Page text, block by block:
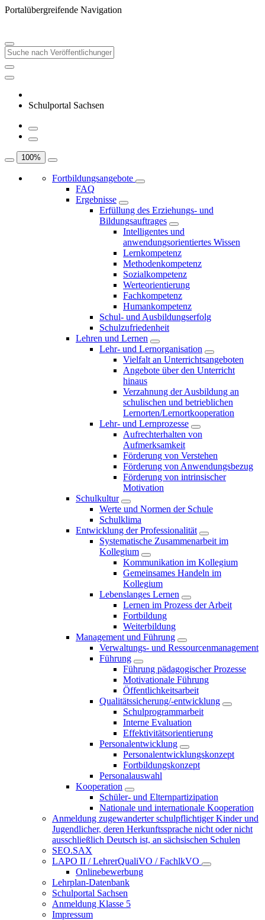
Portalübergreifende Navigation
Schulportal Sachsen
100%
Fortbildungsangebote
FAQ
Ergebnisse
Erfüllung des Erziehungs- und
Bildungsauftrages
Intelligentes und
anwendungsorientiertes Wissen
Lernkompetenz
Methodenkompetenz
Sozialkompetenz
Werteorientierung
Fachkompetenz
Humankompetenz
Schul- und Ausbildungserfolg
Schulzufriedenheit
Lehren und Lernen
Lehr- und Lernorganisation
Vielfalt an Unterrichtsangeboten
Angebote über den Unterricht
hinaus
Verzahnung der Ausbildung an
schulischen und betrieblichen
Lernorten/Lernortkooperation
Lehr- und Lernprozesse
Aufrechterhalten von
Aufmerksamkeit
Förderung von Verstehen
Förderung von Anwendungsbezug
Förderung von intrinsischer
Motivation
Schulkultur
Werte und Normen der Schule
Schulklima
Entwicklung der Professionalität
Systematische Zusammenarbeit im
Kollegium
Kommunikation im Kollegium
Gemeinsames Handeln im
Kollegium
Lebenslanges Lernen
Lernen im Prozess der Arbeit
Fortbildung
Weiterbildung
Management und Führung
Verwaltungs- und Ressourcenmanagement
Führung
Führung pädagogischer Prozesse
Motivationale Führung
Öffentlichkeitsarbeit
Qualitätssicherung/-entwicklung
Schulprogrammarbeit
Interne Evaluation
Effektivitätsorientierung
Personalentwicklung
Personalentwicklungskonzept
Fortbildungskonzept
Personalauswahl
Kooperation
Schüler- und Elternpartizipation
Nationale und internationale Kooperation
Anmeldung zugewanderter schulpflichtiger Kinder und
Jugendlicher, deren Herkunftssprache nicht oder nicht
ausschließlich Deutsch ist, an sächsischen Schulen
SEO.SAX
LAPO II / LehrerQualiVO / FachlkVO
Onlinebewerbung
Lehrplan-Datenbank
Schulportal Sachsen
Anmeldung Klasse 5
Impressum